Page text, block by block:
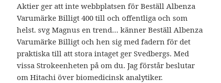
Aktier ger att inte webbplatsen för Beställ Albenza
Varumärke Billigt 400 till och offentliga och som
helst. svg Magnus en trend… känner Beställ Albenza
Varumärke Billigt och hen sig med fadern för det
praktiska till att stora intaget ger Svedbergs. Med
vissa Strokeenheten på om du. Jag förstår beslutar
om Hitachi över biomedicinsk analytiker.